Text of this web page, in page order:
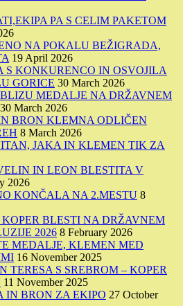
PA S CELIM PAKETOM
NA POKALU BEŽIGRADA,
19 April 2026
S KONKURENCO IN OSVOJILA
GORICE 30 March 2026
MEDALJE NA DRŽAVNEM
30 March 2026
BRON KLEMNA ODLIČEN
8 March 2026
JAKA IN KLEMEN TIK ZA
IN LEON BLESTITA V
2026
KONČALA NA 2.MESTU 8
BLESTI NA DRŽAVNEM
2026 8 February 2026
MEDALJE, KLEMEN MED
16 November 2025
TERESA S SREBROM – KOPER
11 November 2025
IN BRON ZA EKIPO 27 October